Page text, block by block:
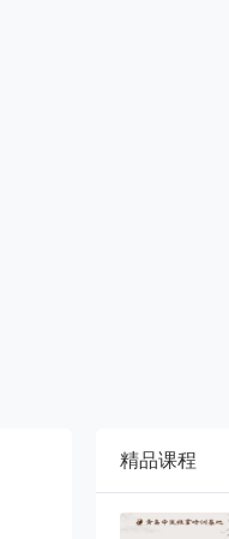
精品课程